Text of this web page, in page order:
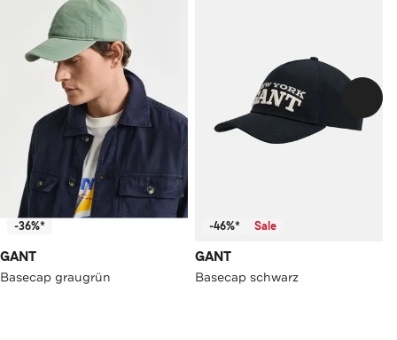
-36%*
GANT
Basecap graugrün
-46%* Sale
GANT
Basecap schwarz